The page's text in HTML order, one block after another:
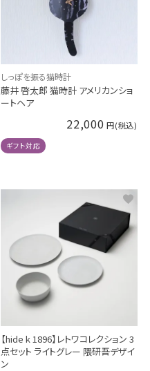
しっぽを振る猫時計
藤井 啓太郎 猫時計 アメリカンショ
ートヘア
22,000
ギフト対応
【hide k 1896】レトワコレクション 3
点セット ライトグレー 隈研吾デザイ
ン